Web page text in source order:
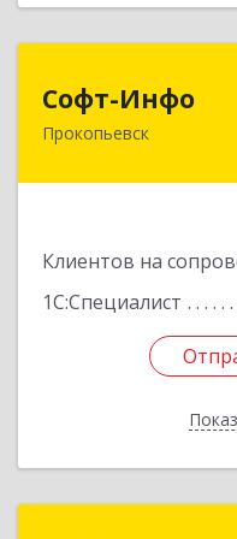
Софт-Инфо
Прокопьевск
Клиентов на
1С:Специалист
653039,